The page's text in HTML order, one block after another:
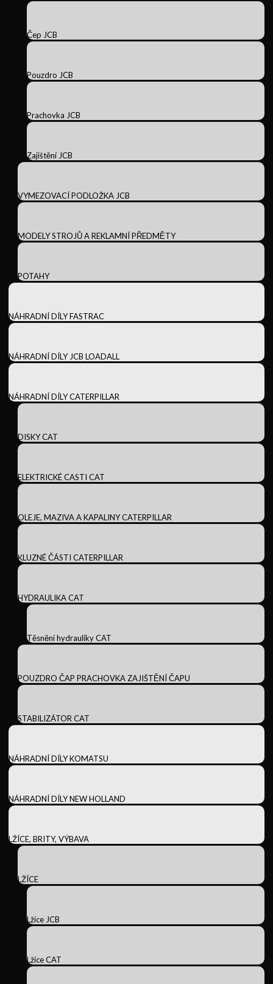
Čep JCB
Pouzdro JCB
Prachovka JCB
Zajištění JCB
VYMEZOVACÍ PODLOŽKA JCB
MODELY STROJŮ A REKLAMNÍ PŘEDMĚTY
POTAHY
NÁHRADNÍ DÍLY FASTRAC
NÁHRADNÍ DÍLY JCB LOADALL
NÁHRADNÍ DÍLY CATERPILLAR
DISKY CAT
ELEKTRICKÉ CASTI CAT
OLEJE, MAZIVA A KAPALINY CATERPILLAR
KLUZNÉ ČÁSTI CATERPILLAR
HYDRAULIKA CAT
Těsnění hydrauliky CAT
POUZDRO ČAP PRACHOVKA ZAJIŠTĚNÍ ČAPU
STABILIZÁTOR CAT
NÁHRADNÍ DÍLY KOMATSU
NÁHRADNÍ DÍLY NEW HOLLAND
LŽÍCE, BRITY, VÝBAVA
LŽÍCE
Lžíce JCB
Lžíce CAT